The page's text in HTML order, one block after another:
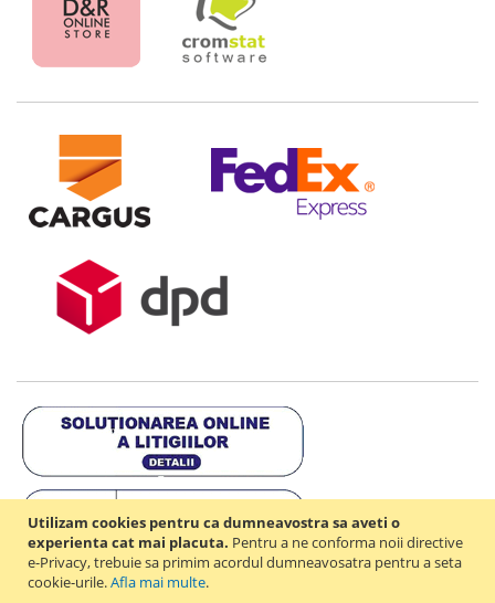
Utilizam cookies pentru ca dumneavostra sa aveti o
experienta cat mai placuta. Pentru a ne conforma noii directive
e-Privacy, trebuie sa primim acordul dumneavosatra pentru a seta
cookie-urile.Afla mai multe.